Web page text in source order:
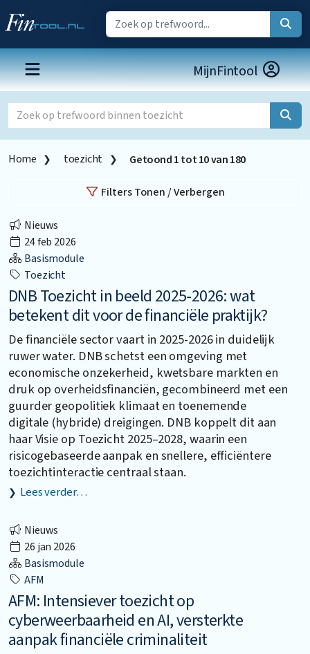
MijnFintool
Home toezicht Getoond1tot10van180
Filters Tonen / Verbergen
Nieuws
24 feb 2026
Basismodule
Toezicht
DNB Toezicht in beeld 2025-2026: wat
betekent dit voor de financiële praktijk?
De financiële sector vaart in 2025-2026 in duidelijk
ruwer water. DNB schetst een omgeving met
economische onzekerheid, kwetsbare markten en
druk op overheidsfinanciën, gecombineerd met een
guurder geopolitiek klimaat en toenemende
digitale (hybride) dreigingen. DNB koppelt dit aan
haar Visie op Toezicht 2025–2028, waarin een
risicogebaseerde aanpak en snellere, efficiëntere
toezichtinteractie centraal staan.
Lees verder…
Nieuws
26 jan 2026
Basismodule
AFM
AFM: Intensiever toezicht op
cyberweerbaarheid en AI, versterkte
aanpak financiële criminaliteit